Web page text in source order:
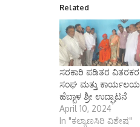
Related
ಸರಕಾರಿ ಪಡಿತರ ವಿತರಕರ
ಸಂಘ ಮತ್ತು ಕಾರ್ಯಲಯ
ಹೆಬ್ಬಾಳ ಶ್ರೀ ಉದ್ಘಾಟನೆ
April 10, 2024
In "ಕಲ್ಯಾಣಸಿರಿ ವಿಶೇಷ"